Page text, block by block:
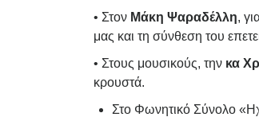
• Στον Μάκη Ψαραδέλλη,
μας και τη σύνθεση του
• Στους μουσικούς, την κα
κρουστά.
Στο Φωνητικό Σύνολο